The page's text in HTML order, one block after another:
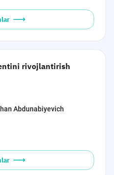
rivojlantirish
Abdunabiyevich